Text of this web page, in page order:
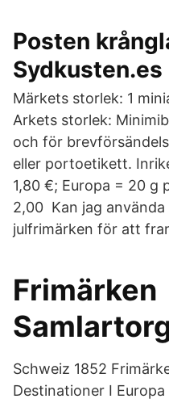
Posten
Sydkusten.es
Märkets storlek: 1
Arkets storlek:
och för
eller portoetikett.
1,80 €; Europa = 20 g
2,00 Kan jag
julfrimärken för att
Frimärken
Schweiz 1852
Destinationer I